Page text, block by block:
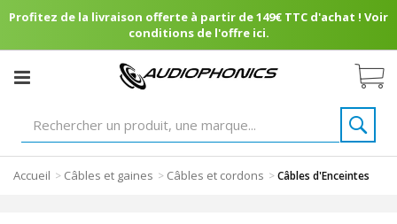
Profitez de la livraison offerte à partir de 149€ TTC d'achat ! Voir
conditions de l'offre ici.
Accueil > Câbles et gaines > Câbles et cordons >Câbles d'Enceintes